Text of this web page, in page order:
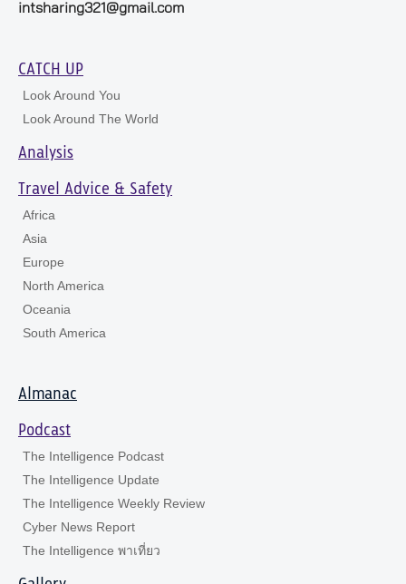
intsharing321@gmail.com
CATCH UP
Look Around You
Look Around The World
Analysis
Travel Advice & Safety
Africa
Asia
Europe
North America
Oceania
South America
Almanac
Podcast
The Intelligence Podcast
The Intelligence Update
The Intelligence Weekly Review
Cyber News Report
The Intelligence พาเที่ยว